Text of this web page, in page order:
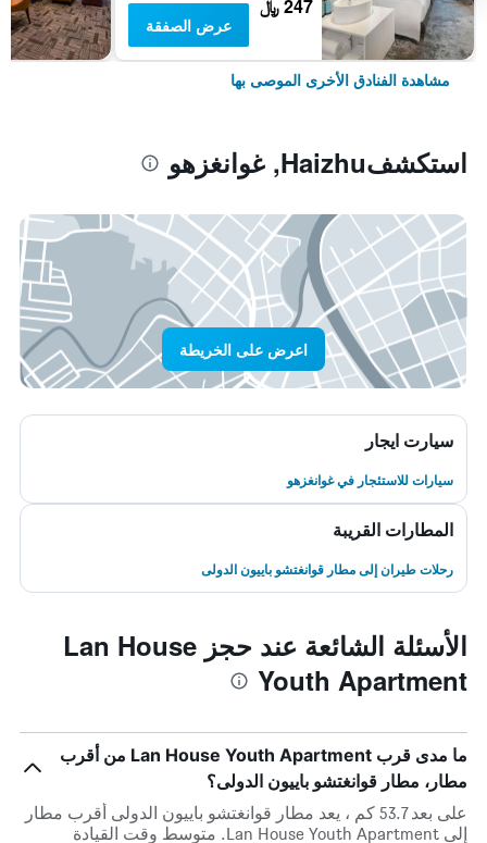
247 ﷼
عرض الصفقة
مشاهدة الفنادق الأخرى الموصى بها
استكشفHaizhu, غوانغزهو
اعرض على الخريطة
سيارت ايجار
سيارات للاستئجار في غوانغزهو
المطارات القريبة
رحلات طيران إلى مطار قوانغتشو باييون الدولى
الأسئلة الشائعة عند حجز Lan House
Youth Apartment
ما مدى قرب Lan House Youth Apartment من أقرب
مطار، مطار قوانغتشو باييون الدولى؟
على بعد 53.7 كم ، يعد مطار قوانغتشو باييون الدولى أقرب مطار
إلى Lan House Youth Apartment. متوسط وقت القيادة